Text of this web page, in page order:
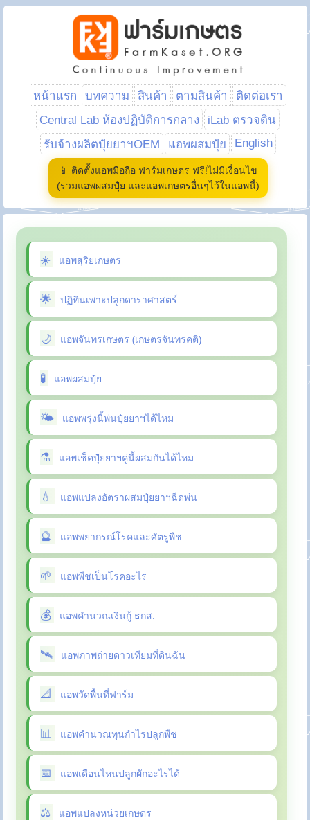
หน้าแรก บทความ สินค้า ตามสินค้า
ติดต่อเรา
Central Lab ห้องปฏิบัติการกลาง
iLab ตรวจดิน
รับจ้างผลิตปุ๋ยยาฯOEM
แอพผสมปุ๋ย English
📱 ติดตั้งแอพมือถือ ฟาร์มเกษตร ฟรี!ไม่มีเงื่อนไข
(รวมแอพผสมปุ๋ย และแอพเกษตรอื่นๆไว้ในแอพนี้)
แอพสุริยเกษตร
ปฏิทินเพาะปลูกดาราศาสตร์
แอพจันทรเกษตร (เกษตรจันทรคติ)
แอพผสมปุ๋ย
แอพพรุ่งนี้พ่นปุ๋ยยาฯได้ไหม
แอพเช็คปุ๋ยยาฯคู่นี้ผสมกันได้ไหม
แอพแปลงอัตราผสมปุ๋ยยาฯฉีดพ่น
แอพพยากรณ์โรคและศัตรูพืช
แอพพืชเป็นโรคอะไร
แอพคำนวณเงินกู้ ธกส.
แอพภาพถ่ายดาวเทียมที่ดินฉัน
แอพวัดพื้นที่ฟาร์ม
แอพคำนวณทุนกำไรปลูกพืช
แอพเดือนไหนปลูกผักอะไรได้
แอพแปลงหน่วยเกษตร